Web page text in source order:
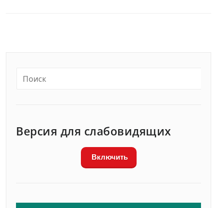
Версия для слабовидящих
Включить